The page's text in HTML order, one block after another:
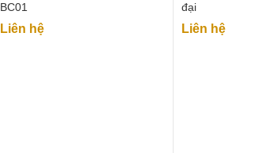
BC01
Liên hệ
đại
Liên hệ